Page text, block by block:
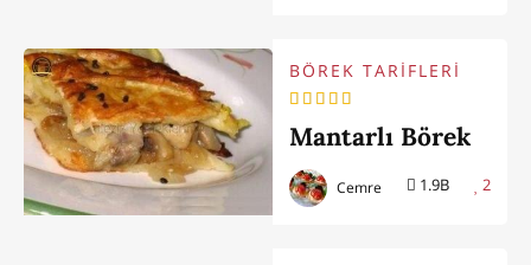
BÖREK TARİFLERİ
Mantarlı Börek
1.9B 2
Cemre